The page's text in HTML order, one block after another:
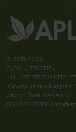
© 2011-2026
ООО «ГЛБЭПЛ»
ИНН: 9717171510 КПП:
Юридический адрес:
округ Лианозово, ул.
88002005388